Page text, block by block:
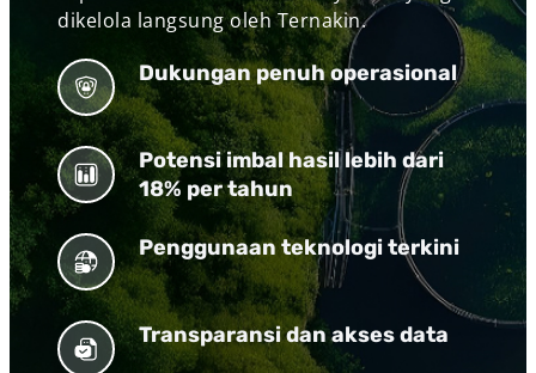
dikelola langsung oleh Ternakin.
Dukungan penuh operasional
Potensi imbal hasil lebih dari
18% per tahun
Penggunaan teknologi terkini
Transparansi dan akses data